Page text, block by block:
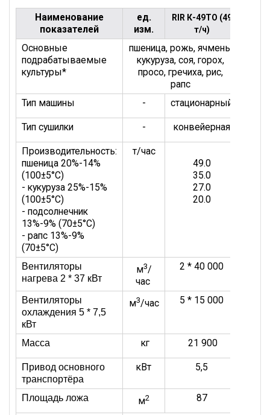
Наименование
показателей
ед.
изм.
RIR К-49ТО (49
т/ч)
Основные
подрабатываемые
культуры*
пшеница, рожь, ячмень,
кукуруза, соя, горох,
просо, гречиха, рис,
рапс
Тип машины
- стационарный
Тип сушилки - конвейерная
Производительность:
пшеница 20%-14%
(100±5°С)
- кукуруза 25%-15%
(100±5°С)
- подсолнечник
13%-9% (70±5°С)
- рапс 13%-9%
(70±5°С)
т/час
49.0
35.0
27.0
20.0
Вентиляторы
нагрева 2 * 37 кВт
м3/
час
2 * 40 000
Вентиляторы
охлаждения 5 * 7,5
кВт
м3/час 5 * 15 000
Масса кг 21 900
Привод основного
транспортёра
кВт 5,5
Площадь ложа м2 87